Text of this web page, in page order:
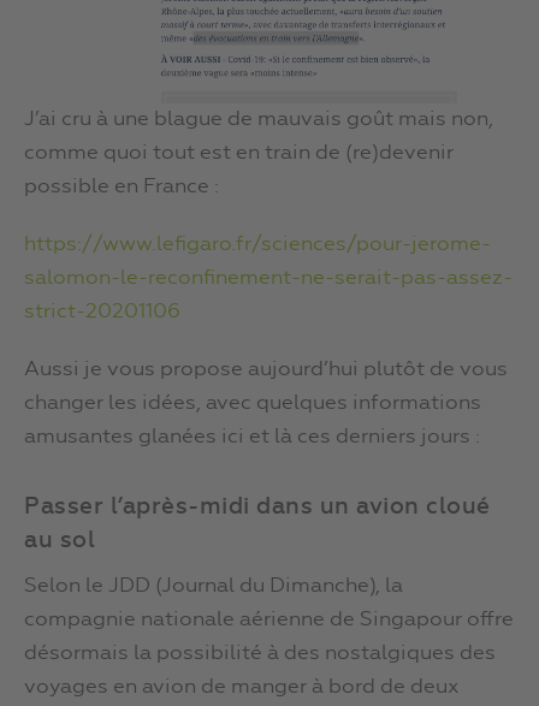
J’ai cru à une blague de mauvais goût mais non,
comme quoi tout est en train de (re)devenir
possible en France :
https://www.lefigaro.fr/sciences/pour-jerome-
salomon-le-reconfinement-ne-serait-pas-assez-
strict-20201106
Aussi je vous propose aujourd’hui plutôt de vous
changer les idées, avec quelques informations
amusantes glanées ici et là ces derniers jours :
Passer l’après-midi dans un avion cloué
au sol
Selon le JDD (Journal du Dimanche), la
compagnie nationale aérienne de Singapour offre
désormais la possibilité à des nostalgiques des
voyages en avion de manger à bord de deux